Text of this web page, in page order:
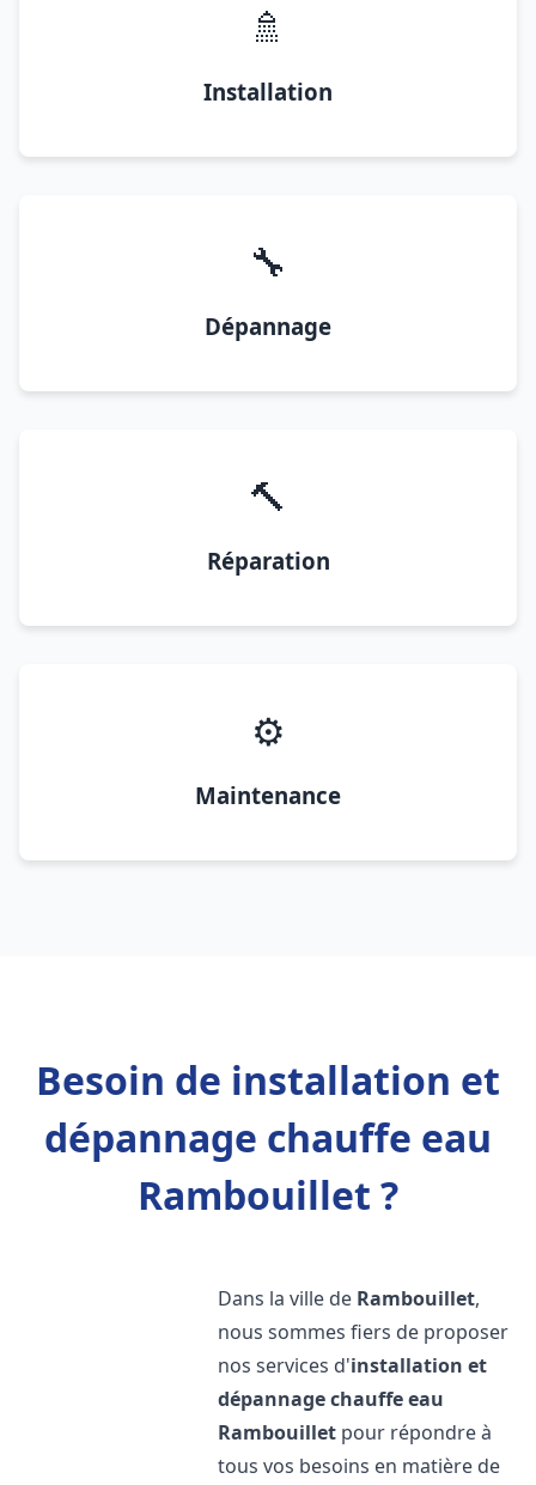
🚿
Installation
🔧
Dépannage
🔨
Réparation
⚙️
Maintenance
Besoin de installation et
dépannage chauffe eau
Rambouillet ?
Dans la ville de Rambouillet,
nous sommes fiers de proposer
nos services d'installation et
dépannage chauffe eau
Rambouillet pour répondre à
tous vos besoins en matière de